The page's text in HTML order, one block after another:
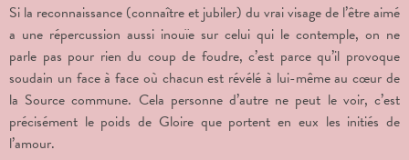
Si la reconnaissance (connaître et jubiler) du vrai visage de l’être aimé
a une répercussion aussi inouïe sur celui qui le contemple, on ne
parle pas pour rien du coup de foudre, c’est parce qu’il provoque
soudain un face à face où chacun est révélé à lui-même au cœur de
la Source commune. Cela personne d’autre ne peut le voir, c’est
précisément le poids de Gloire que portent en eux les initiés de
l’amour.